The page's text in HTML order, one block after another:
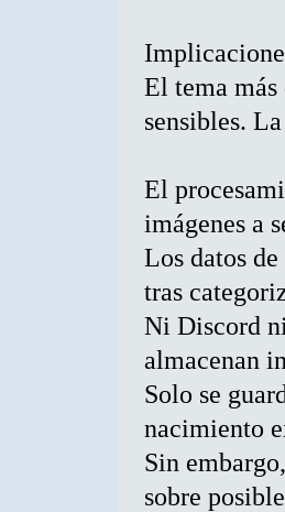
El tema más
sensibles.
El
imágenes a
Los datos
tras
Ni Discord
almacenan
Solo se
nacimiento
Sin
sobre